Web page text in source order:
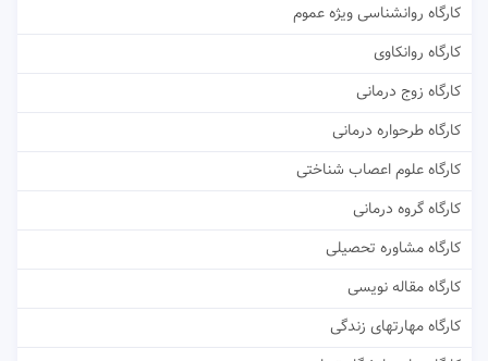
کارگاه روانشناسی ویژه عموم
کارگاه روانکاوی
کارگاه زوج درمانی
کارگاه طرحواره درمانی
کارگاه علوم اعصاب شناختی
کارگاه گروه درمانی
کارگاه مشاوره تحصیلی
کارگاه مقاله نویسی
کارگاه مهارتهای زندگی